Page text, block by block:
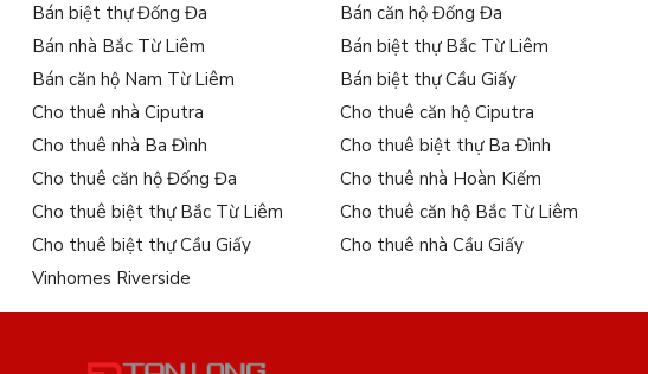
Bán biệt thự Đống Đa
Bán căn hộ Đống Đa
Bán nhà Bắc Từ Liêm
Bán biệt thự Bắc Từ Liêm
Bán căn hộ Nam Từ Liêm
Bán biệt thự Cầu Giấy
Cho thuê nhà Ciputra
Cho thuê căn hộ Ciputra
Cho thuê nhà Ba Đình
Cho thuê biệt thự Ba Đình
Cho thuê căn hộ Đống Đa
Cho thuê nhà Hoàn Kiếm
Cho thuê biệt thự Bắc Từ Liêm
Cho thuê căn hộ Bắc Từ Liêm
Cho thuê biệt thự Cầu Giấy
Cho thuê nhà Cầu Giấy
Vinhomes Riverside